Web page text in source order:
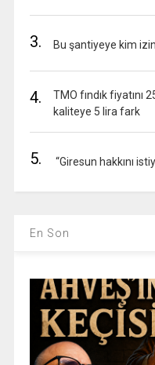
3. Bu şantiyeye kim
4.
TMO fındık fiyatını
kaliteye 5 lira fark
5. “Giresun hakkını
En Son